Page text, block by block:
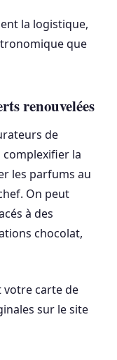
la logistique,
que
renouvelées
de
la
les parfums au
On peut
à des
chocolat,
votre carte de
sur le site